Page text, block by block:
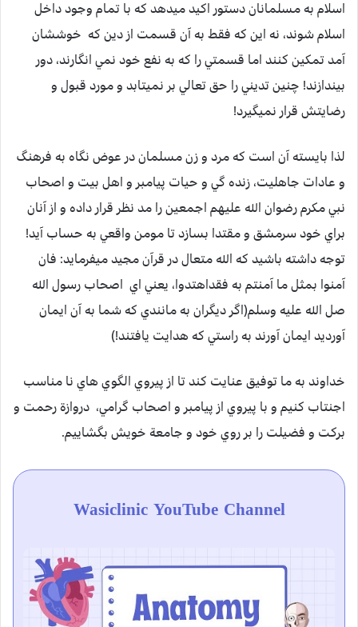
اسلام به مسلمانان دستور اكيد ميدهد كه با تمام وجود داخل
اسلام شوند، نه اين كه فقط به آن قسمت از دين كه خوششان
آمد تمكين كنند اما قسمتي را كه به نفع خود نمي انگارند، دور
بيندازند! چنين تديني را حق تعالي بر نميتابد و مورد قبول و
رضايتش قرار نميگيرد!
لذا بايسته آن است كه مرد و زن مسلمان در عوض نگاه به فرهنگ
و عادات جاهليت، زنده گي و حيات پيامبر و اهل بيت و اصحاب
نبي مكرم رضوان الله عليهم اجمعين را مد نظر قرار داده و از آنان
براي خود سرمشق و مقتدا بسازد تا مومن واقعي به حساب آيد!
توجه داشته باشيد كه الله متعال در قرآن مجيد ميفرمايد: فان
آمنوا بمثل ما آمنتم به فقداهتدوا، يعني اي اصحاب رسول الله
صل الله عليه وسلم(اگر ديگران به مانندي كه شما به آن ايمان
آورديد ايمان آورند به راستي كه هدايت يافتند!)
خداوند به ما توفيق عنايت كند تا از پيروي الگوي هاي نا مناسب
اجنتاب كنيم و با پيروي از پيامبر و اصحاب گرامي، دروازة رحمت و
بركت و فضيلت را بر روي خود و جامعة خويش بگشاييم.
Wasiclinic YouTube Channel